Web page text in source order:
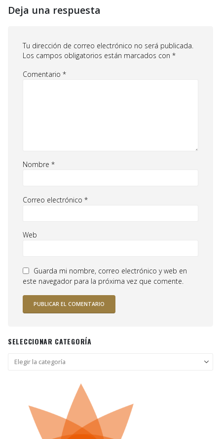
Deja una respuesta
Tu dirección de correo electrónico no será publicada.
Los campos obligatorios están marcados con *
Comentario *
Nombre *
Correo electrónico *
Web
Guarda mi nombre, correo electrónico y web en
este navegador para la próxima vez que comente.
SELECCIONAR CATEGORÍA
Seleccionar
categoría